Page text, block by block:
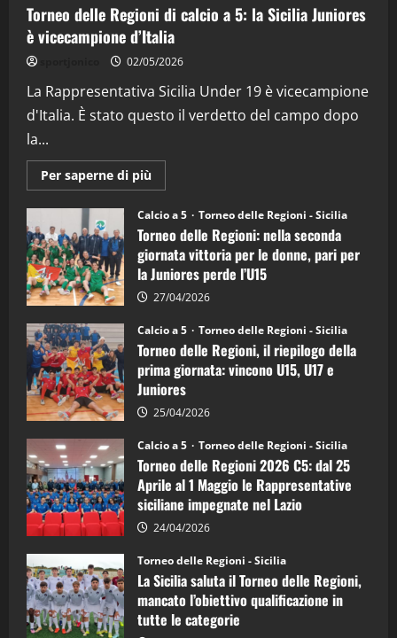
"SportEmpire" in Podcast
“SportEmpire” in Podcast: 26^ Puntata
08/04/2026
Torneo delle Regioni di calcio a 5: la Sicilia Juniores
è vicecampione d’Italia
02/05/2026
La Rappresentativa Sicilia Under 19 è vicecampione
d'Italia. È stato questo il verdetto del campo dopo
la...
Per saperne di più
informazioni
Torneo
delle
Regioni
di
calcio
a
5:
la
Juniores
è
vicecampione
d’Italia
Calcio a 5 Torneo delle Regioni - Sicilia
Torneo delle Regioni: nella seconda
giornata vittoria per le donne, pari per
la Juniores perde l’U15
27/04/2026
Calcio a 5 Torneo delle Regioni - Sicilia
Torneo delle Regioni, il riepilogo della
prima giornata: vincono U15, U17 e
Juniores
25/04/2026
Calcio a 5 Torneo delle Regioni - Sicilia
Torneo delle Regioni 2026 C5: dal 25
Aprile al 1 Maggio le Rappresentative
siciliane impegnate nel Lazio
24/04/2026
Torneo delle Regioni - Sicilia
La Sicilia saluta il Torneo delle Regioni,
mancato l’obiettivo qualificazione in
tutte le categorie